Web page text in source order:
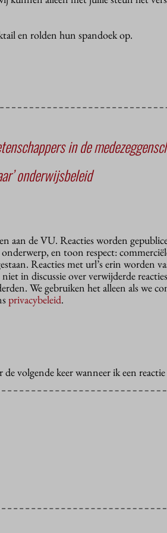
en rolden hun spandoek op.
in de
onderwijsbeleid
aan de VU. Reacties worden
en toon respect:
Reacties met url’s erin worden
in discussie over verwijderde
We gebruiken het alleen als we
privacybeleid.
volgende keer wanneer ik een reactie